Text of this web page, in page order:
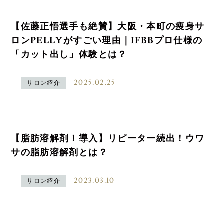
【佐藤正悟選手も絶賛】大阪・本町の痩身サ
ロンPELLYがすごい理由｜IFBBプロ仕様の
「カット出し」体験とは？
サロン紹介 2025.02.25
【脂肪溶解剤！導入】リピーター続出！ウワ
サの脂肪溶解剤とは？
サロン紹介 2023.03.10